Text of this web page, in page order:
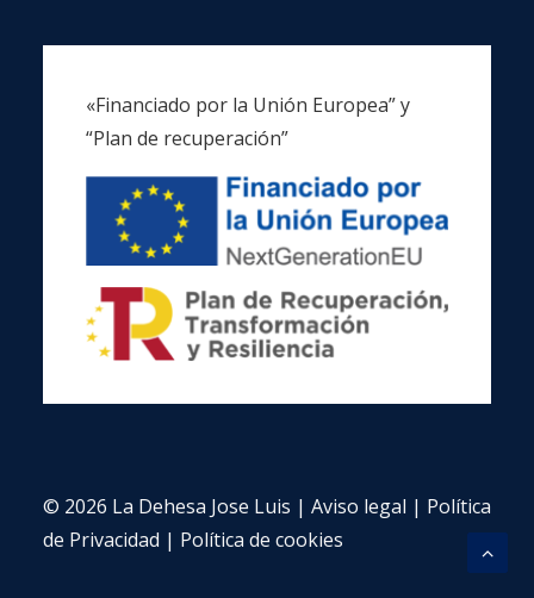
«Financiado por la Unión Europea” y
“Plan de recuperación”
© 2026 La Dehesa Jose Luis | Aviso legal | Política
de Privacidad | Política de cookies